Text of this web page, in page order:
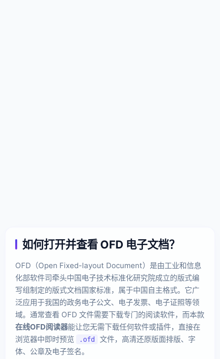
如何打开并查看 OFD 电子文档？
OFD（Open Fixed-layout Document）是由工业和信息
化部软件司牵头中国电子技术标准化研究院成立的版式编
写组制定的版式文档国家标准，属于中国自主格式。它广
泛应用于我国的政务电子公文、电子发票、电子证照等领
域。通常查看 OFD 文件需要下载专门的阅读软件，而本款
在线OFD阅读器能让您无需下载任何软件或插件，直接在
浏览器中即时预览
.ofd
文件，高清还原版面排版、字
体、公章及电子签名。